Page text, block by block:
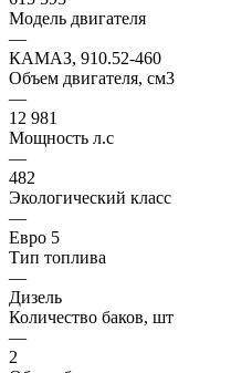
Модель двигателя
—
КАМАЗ, 910.52-460
Объем двигателя, см3
—
12 981
Мощность л.с
—
482
Экологический класс
—
Евро 5
Тип топлива
—
Дизель
Количество баков, шт
—
2